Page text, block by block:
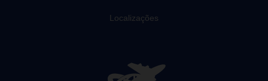
Localizações